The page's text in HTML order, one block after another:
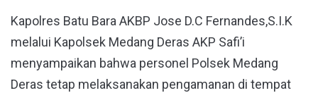
Kapolres Batu Bara AKBP Jose D.C Fernandes,S.I.K
melalui Kapolsek Medang Deras AKP Safi’i
menyampaikan bahwa personel Polsek Medang
Deras tetap melaksanakan pengamanan di tempat